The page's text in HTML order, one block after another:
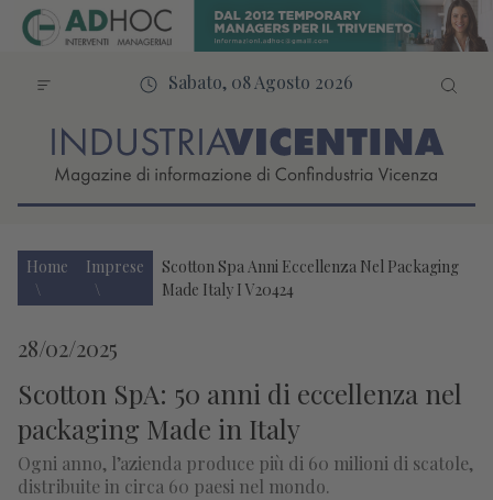
Sabato, 08 Agosto 2026
Home Imprese
Scotton Spa Anni Eccellenza Nel Packaging
Made Italy I V20424
28/02/2025
Scotton SpA: 50 anni di eccellenza nel
packaging Made in Italy
Ogni anno, l’azienda produce più di 60 milioni di scatole,
distribuite in circa 60 paesi nel mondo.